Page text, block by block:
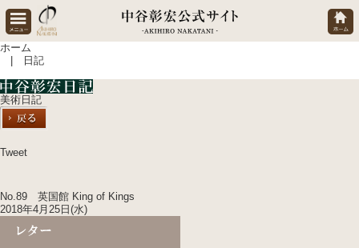
ホーム
| 日記
美術日記
Tweet
No.89 英国館 King of Kings
2018年4月25日(水)